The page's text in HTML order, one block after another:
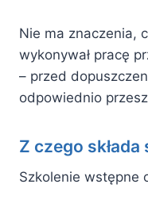
Nie ma znaczenia,
wykonywał pracę
– przed
odpowiednio
Z czego
Szkolenie wstępne